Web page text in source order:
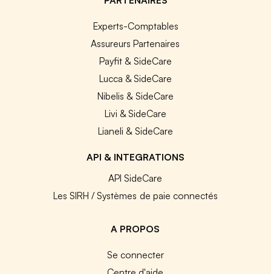
Experts-Comptables
Assureurs Partenaires
Payfit & SideCare
Lucca & SideCare
Nibelis & SideCare
Livi & SideCare
Lianeli & SideCare
API & INTEGRATIONS
API SideCare
Les SIRH / Systèmes de paie connectés
A PROPOS
Se connecter